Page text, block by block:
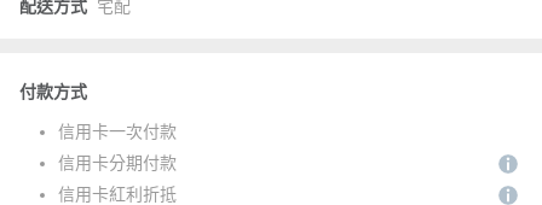
配送方式 宅配
付款方式
信用卡一次付款
信用卡分期付款
信用卡紅利折抵